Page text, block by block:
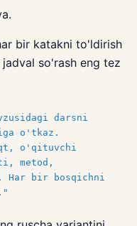
bir katakni to'ldirish
so'rash eng tez
darsni
o'tkaz.
o'qituvchi
metod,
Har bir bosqichni